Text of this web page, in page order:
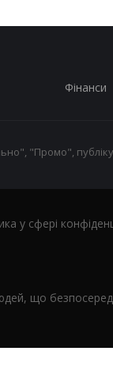
Фінанси
"Промо",
у сфері
що